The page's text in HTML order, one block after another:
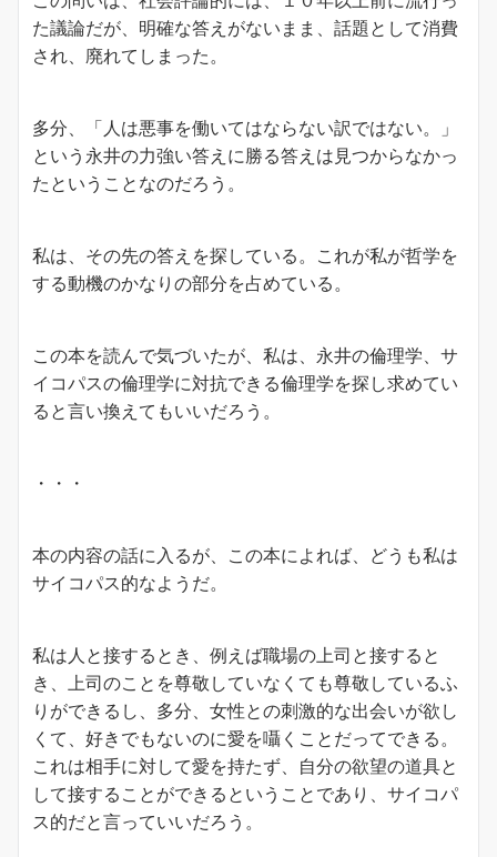
た議論だが、明確な答えがないまま、話題として消費
され、廃れてしまった。
多分、「人は悪事を働いてはならない訳ではない。」
という永井の力強い答えに勝る答えは見つからなかっ
たということなのだろう。
私は、その先の答えを探している。これが私が哲学を
する動機のかなりの部分を占めている。
この本を読んで気づいたが、私は、永井の倫理学、サ
イコパスの倫理学に対抗できる倫理学を探し求めてい
ると言い換えてもいいだろう。
・・・
本の内容の話に入るが、この本によれば、どうも私は
サイコパス的なようだ。
私は人と接するとき、例えば職場の上司と接すると
き、上司のことを尊敬していなくても尊敬しているふ
りができるし、多分、女性との刺激的な出会いが欲し
くて、好きでもないのに愛を囁くことだってできる。
これは相手に対して愛を持たず、自分の欲望の道具と
して接することができるということであり、サイコパ
ス的だと言っていいだろう。